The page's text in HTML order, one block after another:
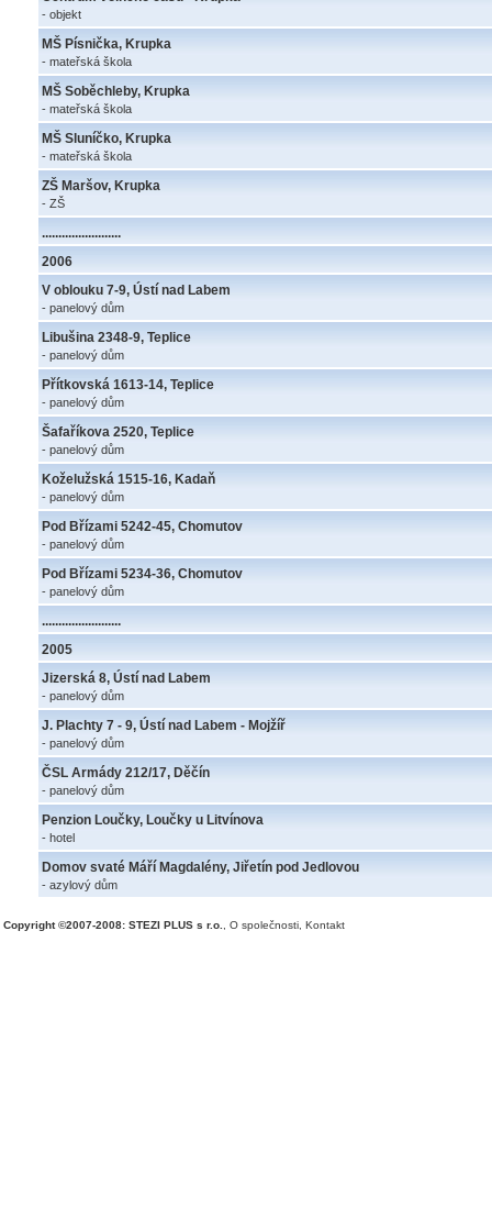
- objekt
MŠ Písnička, Krupka
- mateřská škola
MŠ Soběchleby, Krupka
- mateřská škola
MŠ Sluníčko, Krupka
- mateřská škola
ZŠ Maršov, Krupka
- ZŠ
........................
2006
V oblouku 7-9, Ústí nad Labem
- panelový dům
Libušina 2348-9, Teplice
- panelový dům
Přítkovská 1613-14, Teplice
- panelový dům
Šafaříkova 2520, Teplice
- panelový dům
Koželužská 1515-16, Kadaň
- panelový dům
Pod Břízami 5242-45, Chomutov
- panelový dům
Pod Břízami 5234-36, Chomutov
- panelový dům
........................
2005
Jizerská 8, Ústí nad Labem
- panelový dům
J. Plachty 7 - 9, Ústí nad Labem - Mojžíř
- panelový dům
ČSL Armády 212/17, Děčín
- panelový dům
Penzion Loučky, Loučky u Litvínova
- hotel
Domov svaté Máří Magdalény, Jiřetín pod Jedlovou
- azylový dům
Copyright ©2007-2008: STEZI PLUS s r.o. O společnosti Kontakt